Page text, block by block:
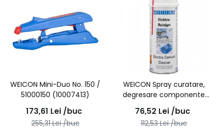
WEICON Mini-Duo No. 150 /
51000150 (10007413)
173,61 Lei /buc
255,31Lei /buc
WEICON Spray curatare,
degresare componente
electrotehnice si
mecanice, 400 ml /
11210400 (10030340)
76,52 Lei /buc
112,53Lei /buc